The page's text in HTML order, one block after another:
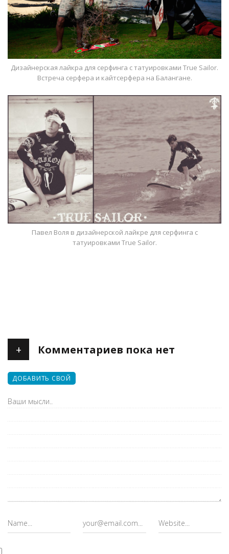
Дизайнерская лайкра для серфинга с татуировками True Sailor.
Встреча серфера и кайтсерфера на Балангане.
Павел Воля в дизайнерской лайкре для серфинга с
татуировками True Sailor.
+ Комментариев пока нет
ДОБАВИТЬ СВОЙ